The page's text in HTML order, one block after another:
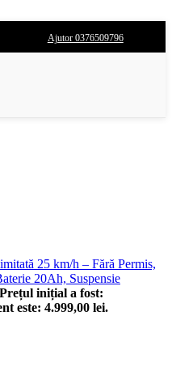
Ajutor 0376509796
25 km/h – Fără Permis,
20Ah, Suspensie
Prețul inițial a fost:
este: 4.999,00 lei.